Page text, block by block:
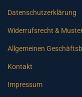
Datenschutzerklärung
Widerrufsrecht &
Allgemeinen
Kontakt
Impressum